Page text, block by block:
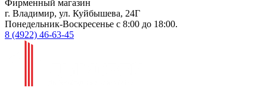
Фирменный магазин
г. Владимир, ул. Куйбышева, 24Г
Понедельник-Воскресенье с 8:00 до 18:00.
8 (4922) 46-63-45